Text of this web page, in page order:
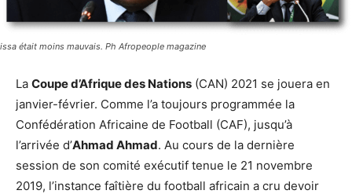
issa était moins mauvais. Ph Afropeople magazine
La Coupe d’Afrique des Nations (CAN) 2021 se jouera en
janvier-février. Comme l’a toujours programmée la
Confédération Africaine de Football (CAF), jusqu’à
l’arrivée d’Ahmad Ahmad. Au cours de la dernière
session de son comité exécutif tenue le 21 novembre
2019, l’instance faîtière du football africain a cru devoir